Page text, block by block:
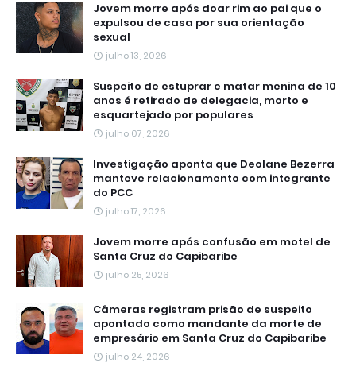
Jovem morre após doar rim ao pai que o
expulsou de casa por sua orientação
sexual
julho 13, 2026
Suspeito de estuprar e matar menina de 10
anos é retirado de delegacia, morto e
esquartejado por populares
julho 07, 2026
Investigação aponta que Deolane Bezerra
manteve relacionamento com integrante
do PCC
julho 17, 2026
Jovem morre após confusão em motel de
Santa Cruz do Capibaribe
julho 25, 2026
Câmeras registram prisão de suspeito
apontado como mandante da morte de
empresário em Santa Cruz do Capibaribe
julho 24, 2026